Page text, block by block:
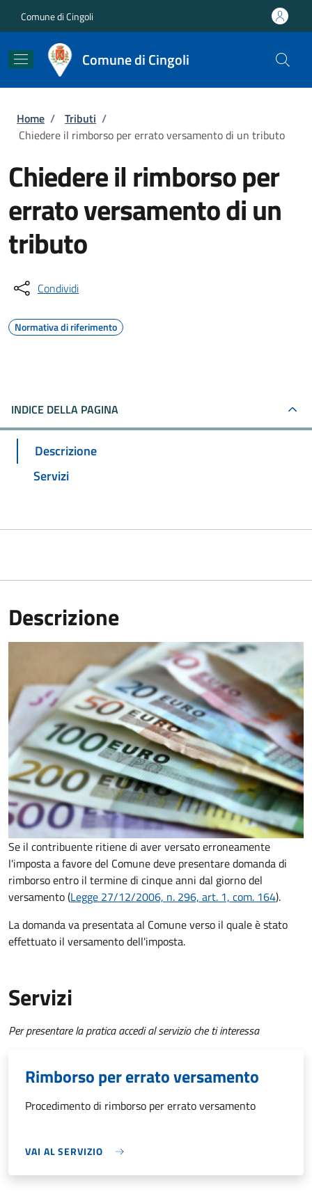
Comune di Cingoli
Comune di Cingoli
Briciole di pane
Home / Tributi /
Chiedere il rimborso per errato versamento di un tributo
Chiedere il rimborso per
errato versamento di un
tributo
Condividi
Normativa di riferimento
INDICE DELLA PAGINA
Descrizione
Servizi
Descrizione
Se il contribuente ritiene di aver versato erroneamente
l'imposta a favore del Comune deve presentare domanda di
rimborso entro il termine di cinque anni dal giorno del
versamento (Legge 27/12/2006, n. 296, art. 1, com. 164).
La domanda va presentata al Comune verso il quale è stato
effettuato il versamento dell'imposta.
Servizi
Per presentare la pratica accedi al servizio che ti interessa
Rimborso per errato versamento
Procedimento di rimborso per errato versamento
VAI AL SERVIZIO